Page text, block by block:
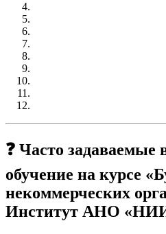
❓ Часто задаваемые
обучение на курсе
некоммерческих
Институт АНО